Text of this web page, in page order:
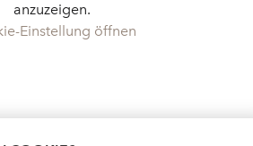
anzuzeigen.
Einstellung öffnen